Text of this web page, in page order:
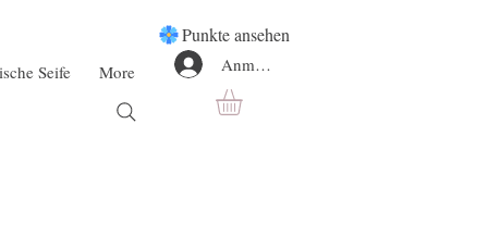
Seife More
Punkte ansehen
Anmelden